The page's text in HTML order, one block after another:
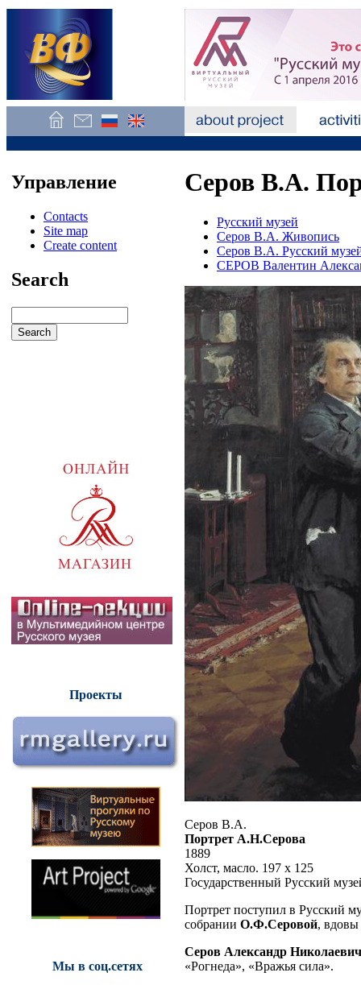
Управление
Contacts
Site map
Create content
Search
Проекты
Мы в соц.сетях
Серов В.А.
Русский музей
Серов В.А. Живопись
Серов В.А. Русский
СЕРОВ Валентин
Серов В.А.
Портрет А.Н.Серова
1889
Холст, масло. 197 х 125
Государственный Русский
Портрет поступил в Русский
собрании О.Ф.Серовой,
Серов Александр Николаевич
«Рогнеда», «Вражья сила».